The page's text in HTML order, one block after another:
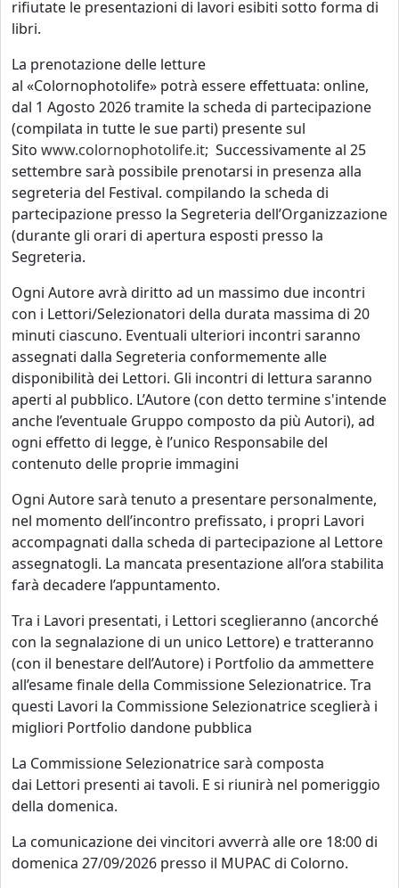
rifiutate le presentazioni di lavori esibiti sotto forma di
libri.
La prenotazione delle letture
al «Colornophotolife» potrà essere effettuata: online,
dal 1 Agosto 2026 tramite la scheda di partecipazione
(compilata in tutte le sue parti) presente sul
Sito www.colornophotolife.it; Successivamente al 25
settembre sarà possibile prenotarsi in presenza alla
segreteria del Festival. compilando la scheda di
partecipazione presso la Segreteria dell’Organizzazione
(durante gli orari di apertura esposti presso la
Segreteria.
Ogni Autore avrà diritto ad un massimo due incontri
con i Lettori/Selezionatori della durata massima di 20
minuti ciascuno. Eventuali ulteriori incontri saranno
assegnati dalla Segreteria conformemente alle
disponibilità dei Lettori. Gli incontri di lettura saranno
aperti al pubblico. L’Autore (con detto termine s'intende
anche l’eventuale Gruppo composto da più Autori), ad
ogni effetto di legge, è l’unico Responsabile del
contenuto delle proprie immagini
Ogni Autore sarà tenuto a presentare personalmente,
nel momento dell’incontro prefissato, i propri Lavori
accompagnati dalla scheda di partecipazione al Lettore
assegnatogli. La mancata presentazione all’ora stabilita
farà decadere l’appuntamento.
Tra i Lavori presentati, i Lettori sceglieranno (ancorché
con la segnalazione di un unico Lettore) e tratteranno
(con il benestare dell’Autore) i Portfolio da ammettere
all’esame finale della Commissione Selezionatrice. Tra
questi Lavori la Commissione Selezionatrice sceglierà i
migliori Portfolio dandone pubblica
La Commissione Selezionatrice sarà composta
dai Lettori presenti ai tavoli. E si riunirà nel pomeriggio
della domenica.
La comunicazione dei vincitori avverrà alle ore 18:00 di
domenica 27/09/2026 presso il MUPAC di Colorno.